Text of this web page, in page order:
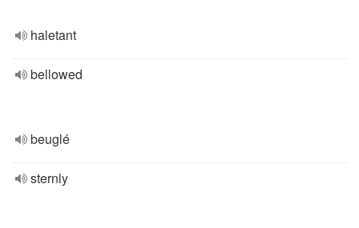
haletant
bellowed
beuglé
sternly